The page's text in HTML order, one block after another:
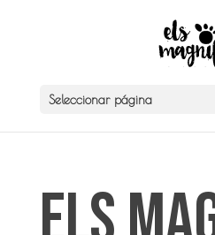
Seleccionar página